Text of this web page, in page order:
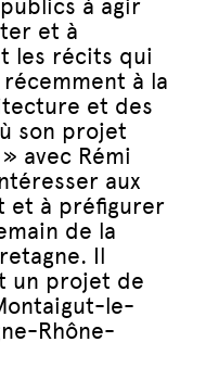
à agir
et à
les récits qui
à la
et des
son projet
avec Rémi
aux
et à préfigurer
de la
Il
un projet de
le-
Rhône-